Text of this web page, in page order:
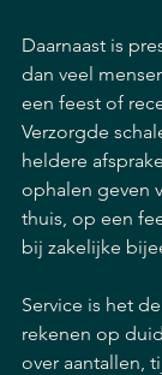
Daarnaast is
dan veel
een feest of
Verzorgde
heldere
ophalen geven
thuis, op een
bij zakelijke
Service is het
rekenen op
over aantallen,